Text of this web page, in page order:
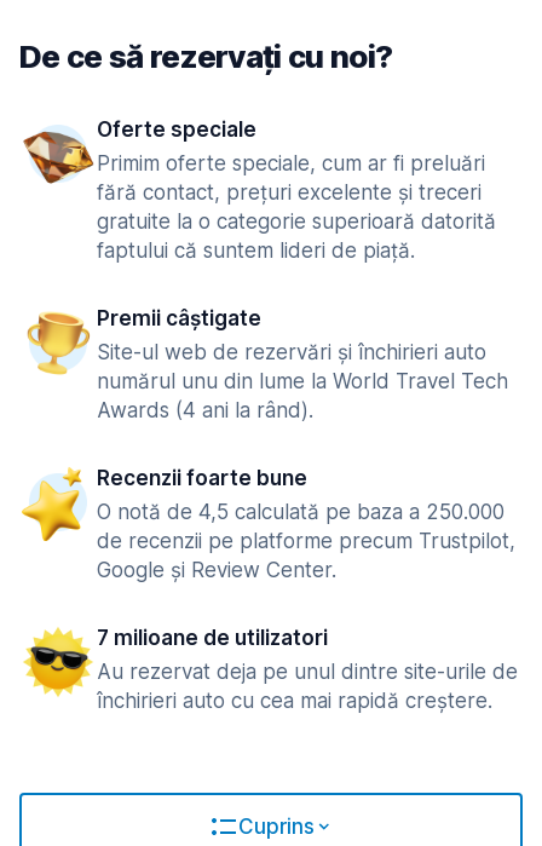
De ce să rezervați cu noi?
Oferte speciale
Primim oferte speciale, cum ar fi preluări
fără contact, prețuri excelente și treceri
gratuite la o categorie superioară datorită
faptului că suntem lideri de piață.
Premii câștigate
Site-ul web de rezervări și închirieri auto
numărul unu din lume la World Travel Tech
Awards (4 ani la rând).
Recenzii foarte bune
O notă de 4,5 calculată pe baza a 250.000
de recenzii pe platforme precum Trustpilot,
Google și Review Center.
7 milioane de utilizatori
Au rezervat deja pe unul dintre site-urile de
închirieri auto cu cea mai rapidă creștere.
Cuprins